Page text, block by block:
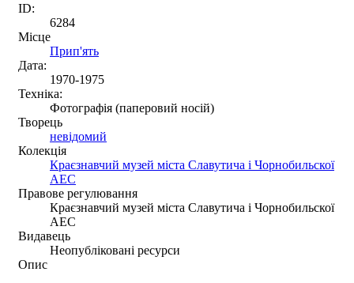
ID:
6284
Місце
Прип'ять
Дата:
1970-1975
Техніка:
Фотографія (паперовий носій)
Творець
невідомий
Колекція
Краєзнавчий музей міста Славутича і Чорнобильскої
АЕС
Правове регулювання
Краєзнавчий музей міста Славутича і Чорнобильскої
АЕС
Видавець
Неопубліковані ресурси
Опис